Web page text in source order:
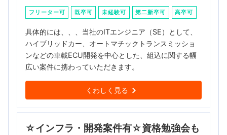
フリーター可 既卒可 未経験可 第二新卒可 高卒可
具体的には、、、当社のITエンジニア（SE）として、
ハイブリッドカー、オートマチックトランスミッショ
ンなどの車載ECU開発を中心とした、組込に関する幅
広い案件に携わっていただきます。
くわしく見る
☆インフラ・開発案件有☆資格勉強会も